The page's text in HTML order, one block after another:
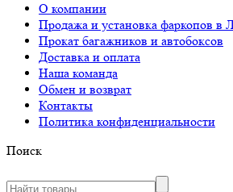
О компании
Продажа и установка фаркопов в
Прокат багажников и автобоксов
Доставка и оплата
Наша команда
Обмен и возврат
Контакты
Политика конфиденциальности
Поиск